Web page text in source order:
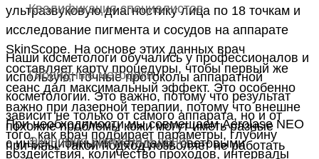
ультразвуковую диагностику лица по 18 точкам и
исследование пигмента и сосудов на аппарате
SkinScope. На основе этих данных врач
составляет карту процедуры, чтобы первый же
сеанс дал максимальный эффект. Это особенно
важно при лазерной терапии, потому что внешне
похожие проблемы кожи могут иметь разные
причины. Такой подход позволяет не работать
Квалификация специалистов
Наши косметологи обучались у профессионалов и
используют точные протоколы аппаратной
косметологии. Это важно, потому что результат
зависит не только от самого аппарата, но и от
того, как врач подбирает параметры, глубину
воздействия, количество проходов, интервалы
Гибридные методики
При необходимости мы совмещаем Aerolase NEO
с инъекционными методами, световыми
Экономия времени и денег